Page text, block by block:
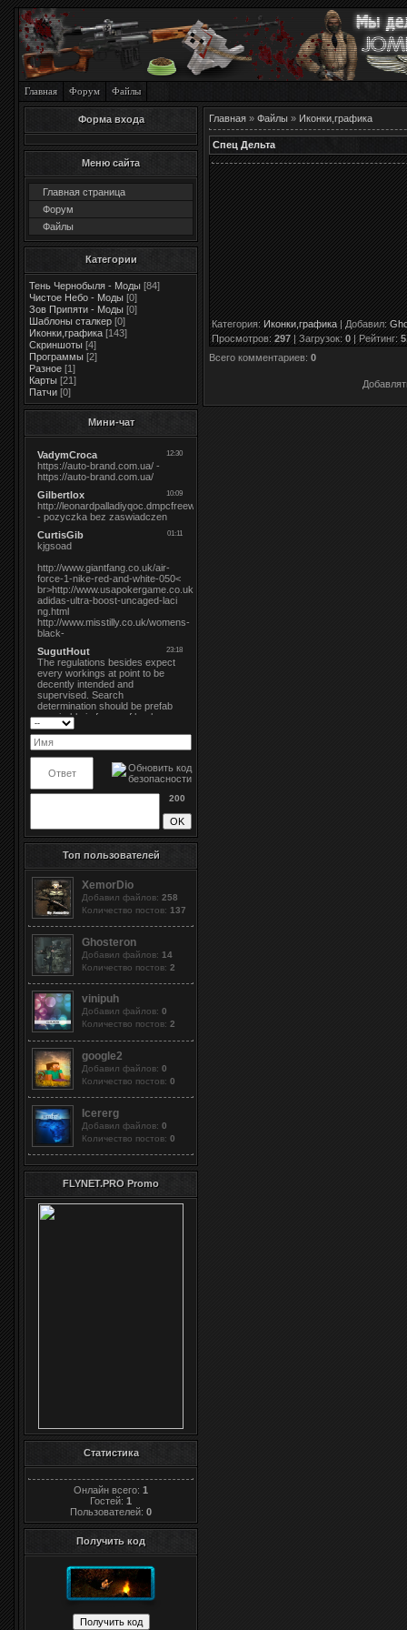
Главная Форум Файлы
Форма входа
Меню сайта
Главная страница
Форум
Файлы
Категории
Тень Чернобыля - Моды [84]
Чистое Небо - Моды [0]
Зов Припяти - Моды [0]
Шаблоны сталкер [0]
Иконки,графика [143]
Скриншоты [4]
Программы [2]
Разное [1]
Карты [21]
Патчи [0]
Мини-чат
200
Топ пользователей
XemorDio
Добавил файлов: 258
Количество постов: 137
Ghosteron
Добавил файлов: 14
Количество постов: 2
vinipuh
Добавил файлов: 0
Количество постов: 2
google2
Добавил файлов: 0
Количество постов: 0
Icererg
Добавил файлов: 0
Количество постов: 0
FLYNET.PRO Promo
Статистика
Онлайн всего: 1
Гостей: 1
Пользователей: 0
Получить код
Главная » Файлы » Иконки,графика
Спец Дельта
Категория:Иконки,графика|Добавил:
Просмотров:297|Загрузок:0|Рейтинг:
Всего комментариев: 0